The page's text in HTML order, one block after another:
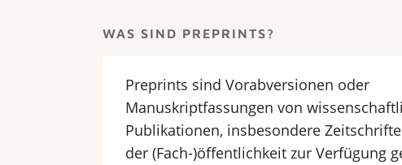
WAS SIND PREPRINTS?
Preprints sind Vorabversionen oder
Manuskriptfassungen von
Publikationen, insbesondere
der (Fach-)öffentlichkeit zur Verfügung